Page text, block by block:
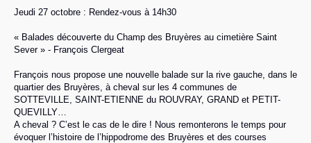
Jeudi 27 octobre : Rendez-vous à 14h30
« Balades découverte du Champ des Bruyères au cimetière Saint
Sever » - François Clergeat
François nous propose une nouvelle balade sur la rive gauche, dans le
quartier des Bruyères, à cheval sur les 4 communes de
SOTTEVILLE, SAINT-ETIENNE du ROUVRAY, GRAND et PETIT-
QUEVILLY…
A cheval ? C’est le cas de le dire ! Nous remonterons le temps pour
évoquer l’histoire de l’hippodrome des Bruyères et des courses